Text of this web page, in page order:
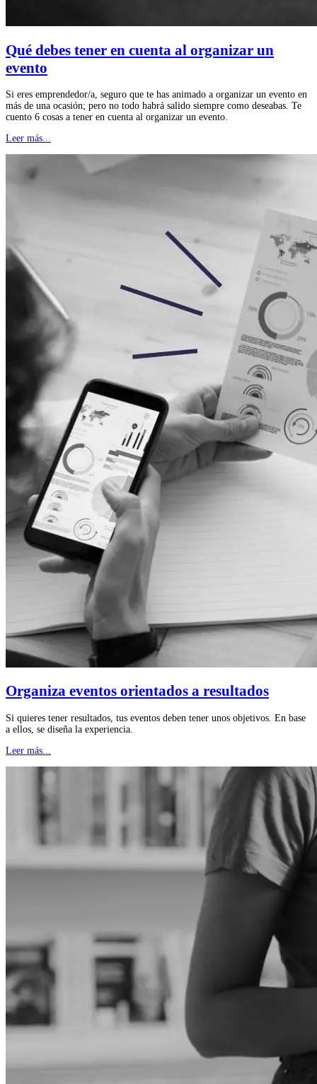
Qué debes tener en cuenta al organizar un
evento
Si eres emprendedor/a, seguro que te has animado a organizar un evento en
más de una ocasión; pero no todo habrá salido siempre como deseabas. Te
cuento 6 cosas a tener en cuenta al organizar un evento.
Leer más...
Organiza eventos orientados a resultados
Si quieres tener resultados, tus eventos deben tener unos objetivos. En base
a ellos, se diseña la experiencia.
Leer más...